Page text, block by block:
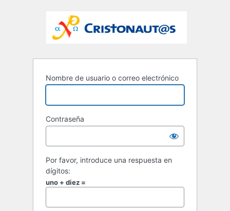
Nombre de usuario o correo electrónico
Contraseña
Por favor, introduce una respuesta en
dígitos:
uno + diez =